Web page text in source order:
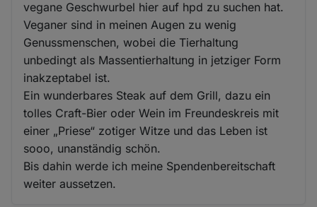
vegane Geschwurbel hier auf hpd zu suchen hat.
Veganer sind in meinen Augen zu wenig
Genussmenschen, wobei die Tierhaltung
unbedingt als Massentierhaltung in jetziger Form
inakzeptabel ist.
Ein wunderbares Steak auf dem Grill, dazu ein
tolles Craft-Bier oder Wein im Freundeskreis mit
einer „Priese“ zotiger Witze und das Leben ist
sooo, unanständig schön.
Bis dahin werde ich meine Spendenbereitschaft
weiter aussetzen.